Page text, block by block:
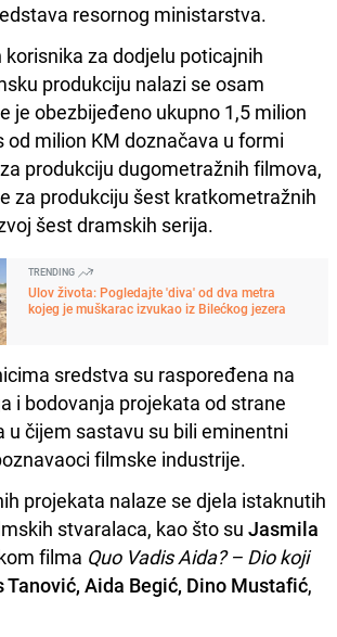
resornog ministarstva.
za dodjelu poticajnih
produkciju nalazi se osam
je obezbijeđeno ukupno 1,5 milion
od milion KM doznačava u formi
produkciju dugometražnih filmova,
za produkciju šest kratkometražnih
šest dramskih serija.
TRENDING
Ulov života: Pogledajte 'diva' od dva metra
kojeg je muškarac izvukao iz Bilećkog jezera
sredstva su raspoređena na
i bodovanja projekata od strane
u čijem sastavu su bili eminentni
filmske industrije.
projekata nalaze se djela istaknutih
stvaralaca, kao što su Jasmila
filma Quo Vadis Aida? – Dio koji
Tanović, Aida Begić, Dino Mustafić,